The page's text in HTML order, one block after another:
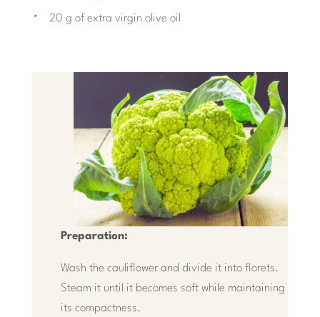
20 g of extra virgin olive oil
Preparation:
Wash the cauliflower and divide it into florets.
Steam it until it becomes soft while maintaining
its compactness.